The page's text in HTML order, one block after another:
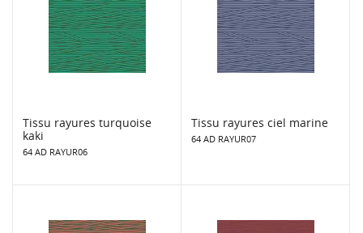
Tissu rayures turquoise
kaki
64 AD RAYUR06
Tissu rayures ciel marine
64 AD RAYUR07